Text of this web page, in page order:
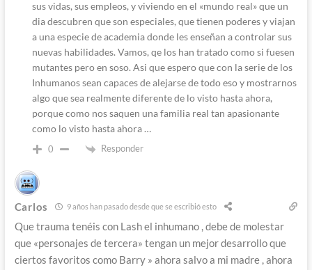
sus vidas, sus empleos, y viviendo en el «mundo real» que un
dia descubren que son especiales, que tienen poderes y viajan
a una especie de academia donde les enseñan a controlar sus
nuevas habilidades. Vamos, qe los han tratado como si fuesen
mutantes pero en soso. Asi que espero que con la serie de los
Inhumanos sean capaces de alejarse de todo eso y mostrarnos
algo que sea realmente diferente de lo visto hasta ahora,
porque como nos saquen una familia real tan apasionante
como lo visto hasta ahora …
0 Responder
Carlos 9 años han pasado desde que se escribió esto
Que trauma tenéis con Lash el inhumano , debe de molestar
que «personajes de tercera» tengan un mejor desarrollo que
ciertos favoritos como Barry » ahora salvo a mi madre , ahora